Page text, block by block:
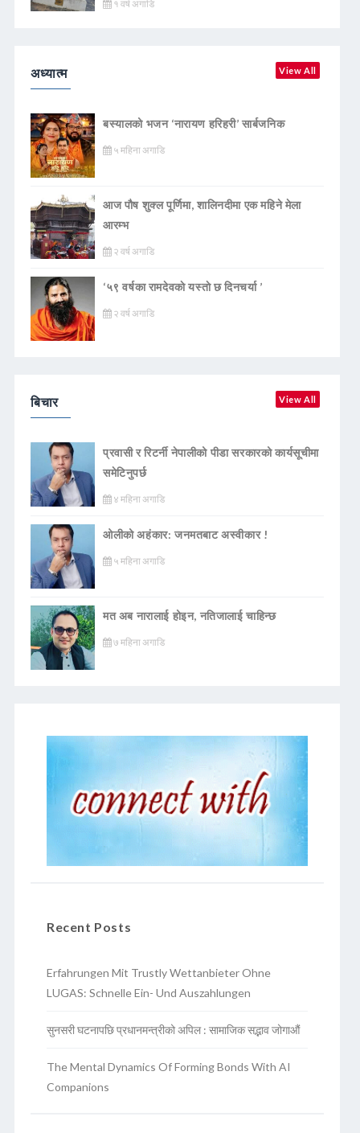
१ वर्ष अगाडि
अध्यात्म View All
बस्यालको भजन ‘नारायण हरिहरी’ सार्बजनिक
५ महिना अगाडि
आज पौष शुक्ल पूर्णिमा, शालिनदीमा एक महिने मेला
आरम्भ
२ वर्ष अगाडि
‘५९ वर्षका रामदेवकाे यस्ताे छ दिनचर्या ’
२ वर्ष अगाडि
बिचार View All
प्रवासी र रिटर्नी नेपालीको पीडा सरकारको कार्यसूचीमा
समेटिनुपर्छ
४ महिना अगाडि
ओलीको अहंकार: जनमतबाट अस्वीकार !
५ महिना अगाडि
मत अब नारालाई होइन, नतिजालाई चाहिन्छ
७ महिना अगाडि
Recent Posts
Erfahrungen Mit Trustly Wettanbieter Ohne
LUGAS: Schnelle Ein- Und Auszahlungen
सुनसरी घटनापछि प्रधानमन्त्रीको अपिल : सामाजिक सद्भाव जोगाऔं
The Mental Dynamics Of Forming Bonds With AI
Companions